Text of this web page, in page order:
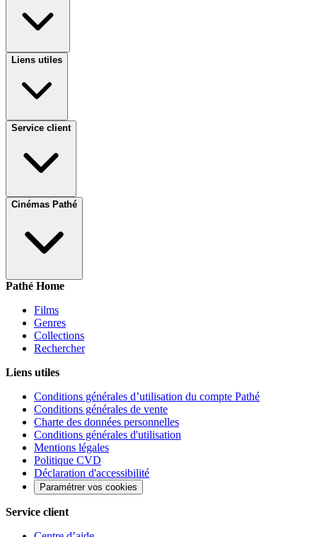
Liens utiles
Service client
Cinémas Pathé
Pathé Home
Films
Genres
Collections
Rechercher
Liens utiles
Conditions générales d’utilisation du compte Pathé
Conditions générales de vente
Charte des données personnelles
Conditions générales d'utilisation
Mentions légales
Politique CVD
Déclaration d'accessibilité
Paramétrer vos cookies
Service client